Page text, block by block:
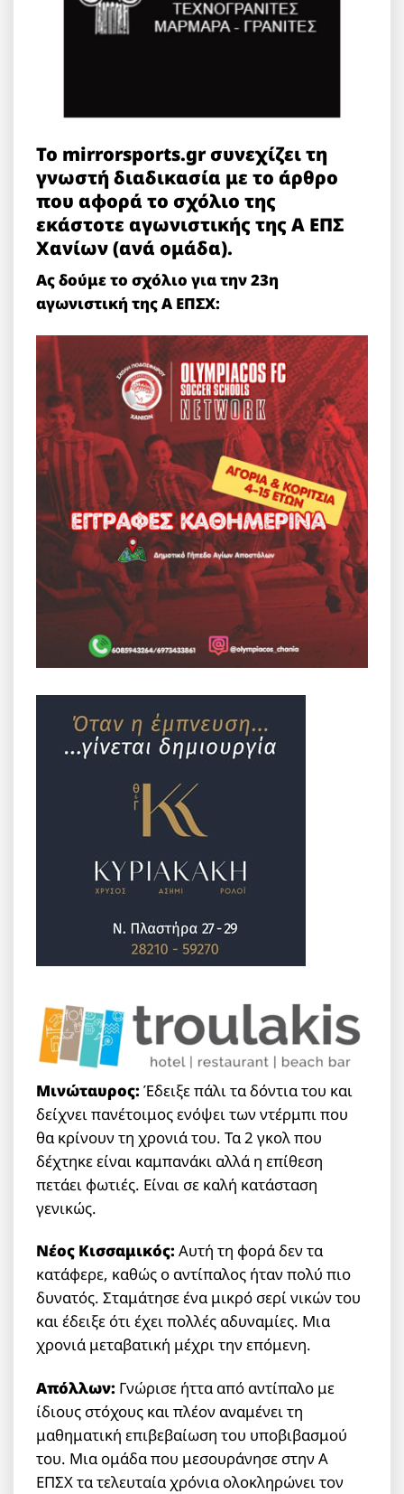
Το mirrorsports.gr συνεχίζει τη
γνωστή διαδικασία με το άρθρο
που αφορά το σχόλιο της
εκάστοτε αγωνιστικής της Α ΕΠΣ
Χανίων (ανά ομάδα).
Ας δούμε το σχόλιο για την 23η
αγωνιστική της Α ΕΠΣΧ:
Μινώταυρος: Έδειξε πάλι τα δόντια του και
δείχνει πανέτοιμος ενόψει των ντέρμπι που
θα κρίνουν τη χρονιά του. Τα 2 γκολ που
δέχτηκε είναι καμπανάκι αλλά η επίθεση
πετάει φωτιές. Είναι σε καλή κατάσταση
γενικώς.
Νέος Κισσαμικός: Αυτή τη φορά δεν τα
κατάφερε, καθώς ο αντίπαλος ήταν πολύ πιο
δυνατός. Σταμάτησε ένα μικρό σερί νικών του
και έδειξε ότι έχει πολλές αδυναμίες. Μια
χρονιά μεταβατική μέχρι την επόμενη.
Απόλλων: Γνώρισε ήττα από αντίπαλο με
ίδιους στόχους και πλέον αναμένει τη
μαθηματική επιβεβαίωση του υποβιβασμού
του. Μια ομάδα που μεσουράνησε στην Α
ΕΠΣΧ τα τελευταία χρόνια ολοκληρώνει τον